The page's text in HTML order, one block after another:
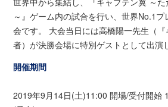
～』ゲーム内の試合を行い、世界No.1
会です。 大会当日には高橋陽一先生（
者）が決勝会場に特別ゲストとして出演
開催期間
2019年9月14日(土)11:00 開場/受付開始